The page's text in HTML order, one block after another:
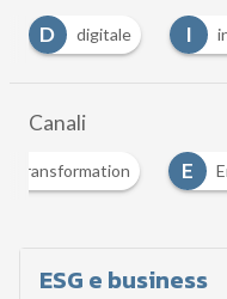
digitale I industria
Canali
Energy Transformation
ESG e business